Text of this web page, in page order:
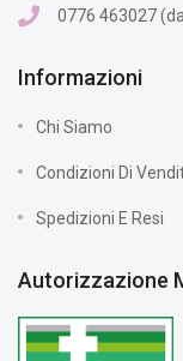
0776 463027
Informazioni
Chi Siamo
Condizioni Di
Spedizioni E Resi
Autorizzazione